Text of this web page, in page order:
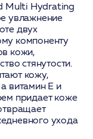
Multi Hydrating
увлажнение
двух
компоненту
кожи,
стянутости.
кожу,
витамин Е и
придает коже
ухода